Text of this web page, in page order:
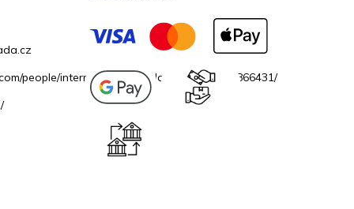
people/internetovazahradacz/100069706866431/